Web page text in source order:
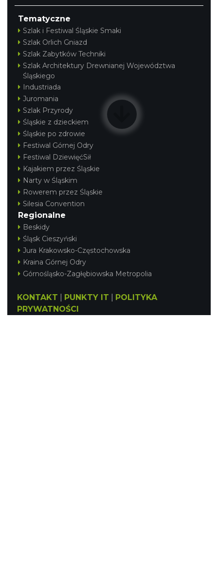
Tematyczne
Szlak i Festiwal Śląskie Smaki
Szlak Orlich Gniazd
Szlak Zabytków Techniki
Szlak Architektury Drewnianej Województwa
Śląskiego
Industriada
Juromania
Szlak Przyrody
Śląskie z dzieckiem
Śląskie po zdrowie
Festiwal Górnej Odry
Festiwal DziewięćSił
Kajakiem przez Śląskie
Narty w Śląskim
Rowerem przez Śląskie
Silesia Convention
Regionalne
Beskidy
Śląsk Cieszyński
Jura Krakowsko-Częstochowska
Kraina Górnej Odry
Górnośląsko-Zagłębiowska Metropolia
KONTAKT PUNKTY IT
POLITYKA
PRYWATNOŚCI